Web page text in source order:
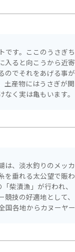
の特産
を使ったコスメや、
す。道の駅でも販売
です。ここのうさぎち
入ると向こうから近寄
のでそれをあげる事が
土産物にはうさぎが関
く実は亀もいます。
は、淡水釣りのメッカ
を垂れる太公望で賑わ
柴漬漁」が行われ、
技の好適地として、
国各地からカヌーヤー